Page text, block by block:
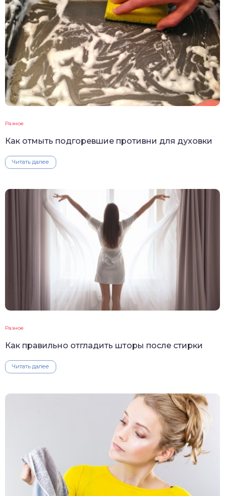
Разное
Как отмыть подгоревшие противни для духовки
Читать далее
Разное
Как правильно отгладить шторы после стирки
Читать далее